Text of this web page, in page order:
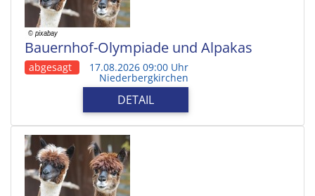
Bauernhof-Olympiade und Alpakas
abgesagt 17.08.2026 09:00 Uhr
Niederbergkirchen
DETAIL